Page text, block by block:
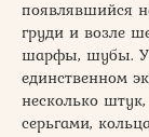
появлявшийся
груди и возле
шарфы, шубы.
единственном
несколько
серьгами,